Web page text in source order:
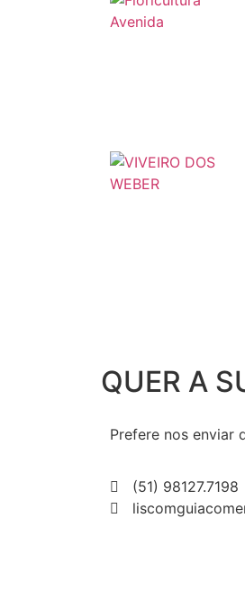
QUER A
Prefere nos enviar
(51) 98127.7198